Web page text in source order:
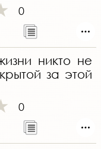
0
никто не
за этой
0